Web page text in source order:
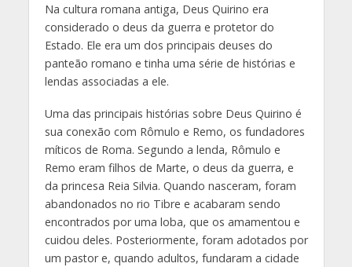
Na cultura romana antiga, Deus Quirino era
considerado o deus da guerra e protetor do
Estado. Ele era um dos principais deuses do
panteão romano e tinha uma série de histórias e
lendas associadas a ele.
Uma das principais histórias sobre Deus Quirino é
sua conexão com Rômulo e Remo, os fundadores
míticos de Roma. Segundo a lenda, Rômulo e
Remo eram filhos de Marte, o deus da guerra, e
da princesa Reia Silvia. Quando nasceram, foram
abandonados no rio Tibre e acabaram sendo
encontrados por uma loba, que os amamentou e
cuidou deles. Posteriormente, foram adotados por
um pastor e, quando adultos, fundaram a cidade